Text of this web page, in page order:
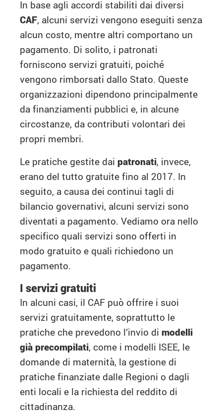
In base agli accordi stabiliti dai diversi
CAF, alcuni servizi vengono eseguiti senza
alcun costo, mentre altri comportano un
pagamento. Di solito, i patronati
forniscono servizi gratuiti, poiché
vengono rimborsati dallo Stato. Queste
organizzazioni dipendono principalmente
da finanziamenti pubblici e, in alcune
circostanze, da contributi volontari dei
propri membri.
Le pratiche gestite dai patronati, invece,
erano del tutto gratuite fino al 2017. In
seguito, a causa dei continui tagli di
bilancio governativi, alcuni servizi sono
diventati a pagamento. Vediamo ora nello
specifico quali servizi sono offerti in
modo gratuito e quali richiedono un
pagamento.
I servizi gratuiti
In alcuni casi, il CAF può offrire i suoi
servizi gratuitamente, soprattutto le
pratiche che prevedono l’invio di modelli
già precompilati, come i modelli ISEE, le
domande di maternità, la gestione di
pratiche finanziate dalle Regioni o dagli
enti locali e la richiesta del reddito di
cittadinanza.